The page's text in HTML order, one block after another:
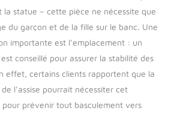
la statue – cette pièce ne nécessite que
du garçon et de la fille sur le banc. Une
importante est l’emplacement : un
conseillé pour assurer la stabilité des
effet, certains clients rapportent que la
l’assise pourrait nécessiter cet
prévenir tout basculement vers